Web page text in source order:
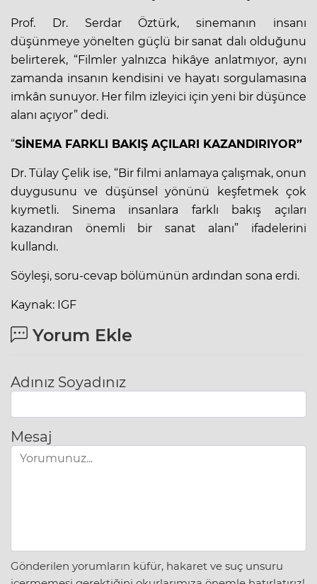
Prof. Dr. Serdar Öztürk, sinemanın insanı
düşünmeye yönelten güçlü bir sanat dalı olduğunu
belirterek, “Filmler yalnızca hikâye anlatmıyor, aynı
zamanda insanın kendisini ve hayatı sorgulamasına
imkân sunuyor. Her film izleyici için yeni bir düşünce
alanı açıyor” dedi.
“SİNEMA FARKLI BAKIŞ AÇILARI KAZANDIRIYOR”
Dr. Tülay Çelik ise, “Bir filmi anlamaya çalışmak, onun
duygusunu ve düşünsel yönünü keşfetmek çok
kıymetli. Sinema insanlara farklı bakış açıları
kazandıran önemli bir sanat alanı” ifadelerini
kullandı.
Söyleşi, soru-cevap bölümünün ardından sona erdi.
Kaynak: IGF
Yorum Ekle
Adınız Soyadınız
Mesaj
Gönderilen yorumların küfür, hakaret ve suç unsuru